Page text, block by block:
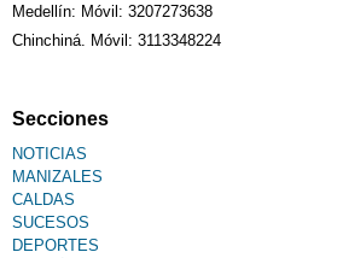
Medellín: Móvil: 3207273638
Chinchiná. Móvil: 3113348224
Secciones
NOTICIAS
MANIZALES
CALDAS
SUCESOS
DEPORTES